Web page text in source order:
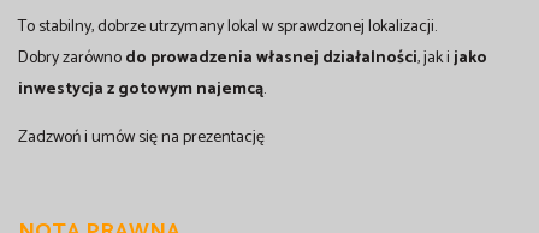
To stabilny, dobrze utrzymany lokal w sprawdzonej lokalizacji.
Dobry zarównodo prowadzenia własnej działalności, jak ijako
inwestycja z gotowym najemcą.
Zadzwoń i umów się na prezentację